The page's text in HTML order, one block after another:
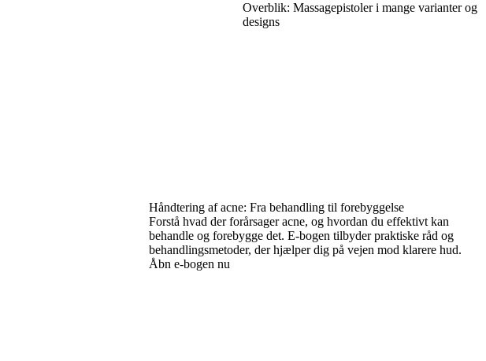
Overblik: Massagepistoler i mange varianter og
designs
Håndtering af acne: Fra behandling til forebyggelse
Forstå hvad der forårsager acne, og hvordan du effektivt kan
behandle og forebygge det. E-bogen tilbyder praktiske råd og
behandlingsmetoder, der hjælper dig på vejen mod klarere hud.
Åbn e-bogen nu